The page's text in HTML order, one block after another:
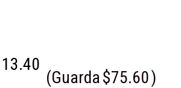
(Guarda$75.60)